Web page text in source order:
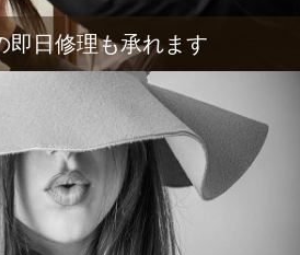
即日修理も承れます